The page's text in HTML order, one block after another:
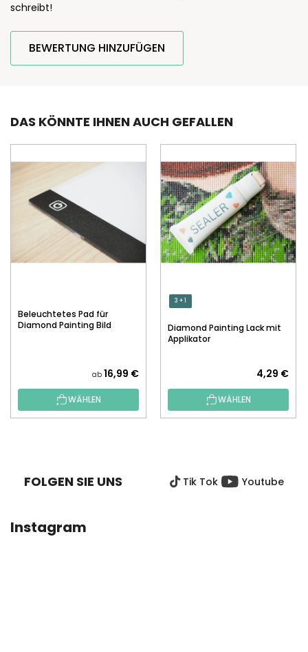
schreibt!
BEWERTUNG HINZUFÜGEN
DAS KÖNNTE IHNEN AUCH GEFALLEN
Beleuchtetes Pad für
Diamond Painting Bild
ab 16,99 €
WÄHLEN
3 + 1
Diamond Painting Lack mit
Applikator
4,29 €
WÄHLEN
FOLGEN SIE UNS Tik Tok Youtube
Instagram